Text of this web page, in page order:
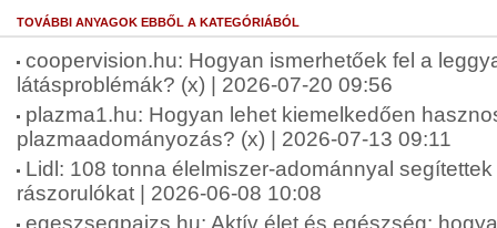
TOVÁBBI ANYAGOK EBBŐL A KATEGÓRIÁBÓL
coopervision.hu: Hogyan ismerhetőek fel a
látásproblémák? (x) | 2026-07-20 09:56
plazma1.hu: Hogyan lehet kiemelkedően
plazmaadományozás? (x) | 2026-07-13 09:11
Lidl: 108 tonna élelmiszer-adománnyal
rászorulókat | 2026-06-08 10:08
egeszsegpajzs.hu: Aktív élet és egészség: